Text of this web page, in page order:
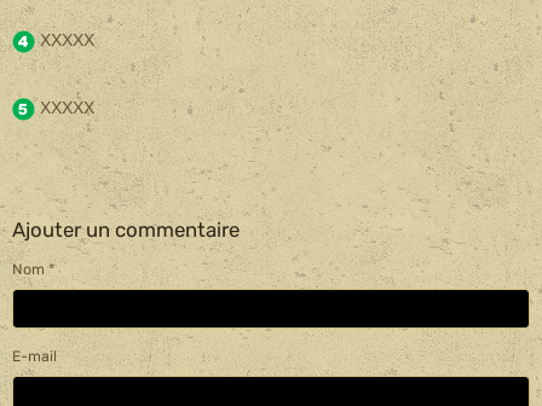
XXXXX
XXXXX
Ajouter un commentaire
Nom
E-mail